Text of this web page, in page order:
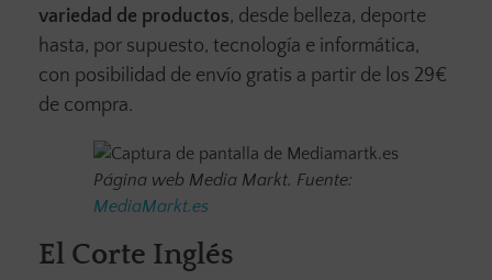
variedad de productos, desde belleza, deporte
hasta, por supuesto, tecnología e informática,
con posibilidad de envío gratis a partir de los 29€
de compra.
Página web Media Markt. Fuente:
MediaMarkt.es
El Corte Inglés